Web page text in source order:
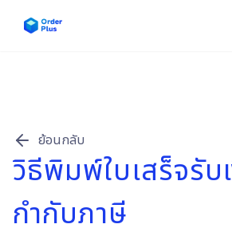
ข่าวสาร & บทความ
คู่มือการใช้งาน
ติดต่อเรา
ย้อนกลับ
วิธีพิมพ์ใบเสร็จรับ
กำกับภาษี